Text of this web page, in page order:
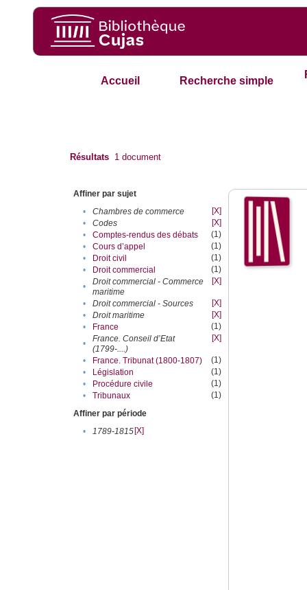
Accueil Recherche simple
Résultats 1 document
Affiner par sujet
•
Chambres de commerce
[X]
•
Codes
[X]
•
Comptes-rendus des débats
(1)
•
Cours d’appel
(1)
•
Droit civil
(1)
•
Droit commercial
(1)
•
Droit commercial - Commerce
maritime
[X]
• Droit commercial - Sources
[X]
•
Droit maritime
[X]
•
France
(1)
•
France. Conseil d’Etat
(1799-....)
[X]
• France. Tribunat (1800-1807)
(1)
•
Législation
(1)
•
Procédure civile
(1)
•
Tribunaux
(1)
Affiner par période
•
1789-1815[X]